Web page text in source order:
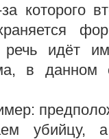
за которого
речь идёт
в данном
убийцу,